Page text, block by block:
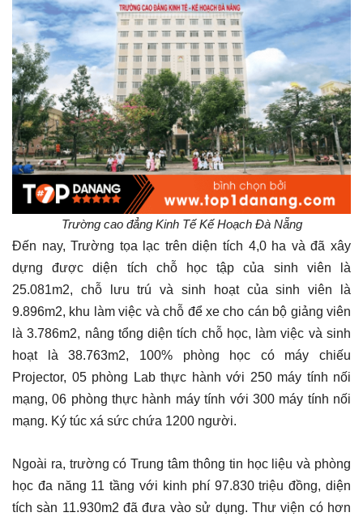
Trường cao đẳng Kinh Tế Kế Hoạch Đà Nẵng
Đến nay, Trường tọa lạc trên diện tích 4,0 ha và đã xây
dựng được diện tích chỗ học tập của sinh viên là
25.081m2, chỗ lưu trú và sinh hoạt của sinh viên là
9.896m2, khu làm việc và chỗ để xe cho cán bộ giảng viên
là 3.786m2, nâng tổng diện tích chỗ học, làm việc và sinh
hoạt là 38.763m2, 100% phòng học có máy chiếu
Projector, 05 phòng Lab thực hành với 250 máy tính nối
mạng, 06 phòng thực hành máy tính với 300 máy tính nối
mạng. Ký túc xá sức chứa 1200 người.
Ngoài ra, trường có Trung tâm thông tin học liệu và phòng
học đa năng 11 tầng với kinh phí 97.830 triệu đồng, diện
tích sàn 11.930m2 đã đưa vào sử dụng. Thư viện có hơn